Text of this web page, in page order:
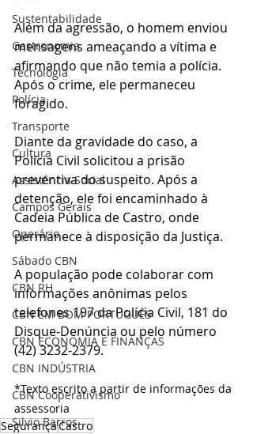
Sustentabilidade
Gastronomia
Tecnologia
Polícia
Transporte
Cultura
Assistência Social
Campos Gerais
Operário
Sábado CBN
CBN RH
CBN EM BOM PORTUGUÊS
CBN ECONOMIA E FINANÇAS
CBN INDÚSTRIA
CBN Cooperativismo
Silvio Barros
Além da agressão, o homem enviou
mensagens ameaçando a vítima e
afirmando que não temia a polícia.
Após o crime, ele permaneceu
foragido.
Diante da gravidade do caso, a
Polícia Civil solicitou a prisão
preventiva do suspeito. Após a
detenção, ele foi encaminhado à
Cadeia Pública de Castro, onde
permanece à disposição da Justiça.
A população pode colaborar com
informações anônimas pelos
telefones 197 da Polícia Civil, 181 do
Disque-Denúncia ou pelo número
(42) 3232-2379.
*Texto escrito a partir de informações da
assessoria
SegurançaCastro